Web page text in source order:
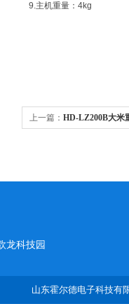
9.主机重量：4kg
上一篇： HD-LZ200B大米
龙科技园
山东霍尔德电子科技有